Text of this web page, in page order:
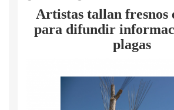
Artistas tallan fresnos
para difundir
plagas